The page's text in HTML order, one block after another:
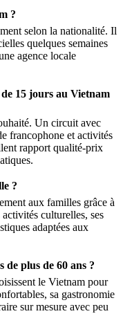
?
selon la nationalité. Il
quelques semaines
agence locale
15 jours au Vietnam
Un circuit avec
francophone et activités
rapport qualité-prix
?
aux familles grâce à
activités culturelles, ses
adaptées aux
plus de 60 ans ?
le Vietnam pour
sa gastronomie
sur mesure avec peu